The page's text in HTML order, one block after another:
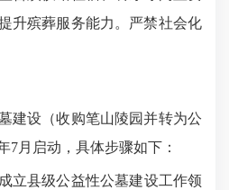
升殡葬服务能力。严禁社会化
建设（收购笔山陵园并转为公
7月启动，具体步骤如下：
成立县级公益性公墓建设工作领